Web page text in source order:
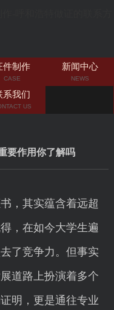
件制作
CASE
新闻中心
NEWS
系我们
US
要作用你了解吗
，其实蕴含着远超
，在如今大学生遍
了竞争力。但事实
道路上扮演着多个
明，更是通往专业